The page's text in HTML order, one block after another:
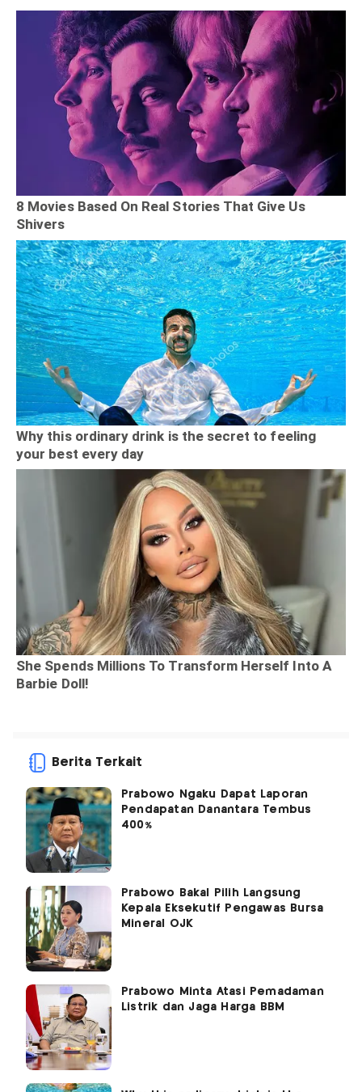
Berita Terkait
Prabowo Ngaku Dapat Laporan
Pendapatan Danantara Tembus
400%
Prabowo Bakal Pilih Langsung
Kepala Eksekutif Pengawas Bursa
Mineral OJK
Prabowo Minta Atasi Pemadaman
Listrik dan Jaga Harga BBM